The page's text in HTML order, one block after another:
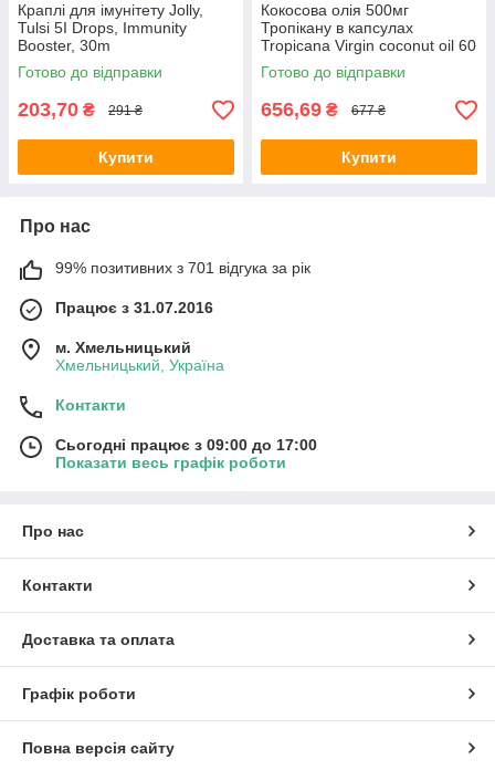
Краплі для імунітету Jolly,
Tulsi 5I Drops, Immunity
Booster, 30m
Готово до відправки
203,70 ₴ 291 ₴
Купити
Кокосова олія 500мг
Тропікану в капсулах
Tropicana Virgin coconut oil 60
капсул
Готово до відправки
656,69 ₴ 677 ₴
Купити
Про нас
99% позитивних з 701 відгука за рік
Працює з 31.07.2016
м. Хмельницький
Хмельницький, Україна
Контакти
Сьогодні працює з 09:00 до 17:00
Показати весь графік роботи
Про нас
Контакти
Доставка та оплата
Графік роботи
Повна версія сайту